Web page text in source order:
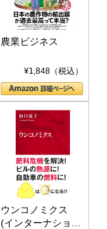
農業ビジネス
¥1,848（税込）
ウンコノミクス
(インターナショナ